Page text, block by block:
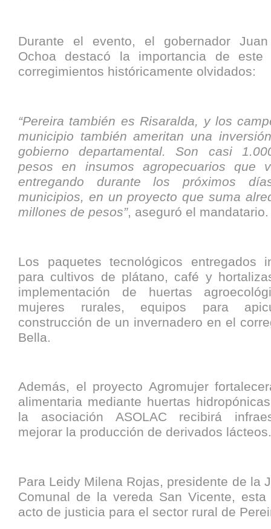
Durante el evento, el gobernador
Ochoa destacó la importancia de este
corregimientos históricamente olvidados:
“Pereira también es Risaralda, y los
municipio también ameritan una
gobierno departamental. Son casi
pesos en insumos agropecuarios que
entregando durante los próximos
municipios, en un proyecto que suma
millones de pesos”, aseguró el mandatario.
Los paquetes tecnológicos entregados
para cultivos de plátano, café y
implementación de huertas
mujeres rurales, equipos para
construcción de un invernadero en el
Bella.
Además, el proyecto Agromujer
alimentaria mediante huertas
la asociación ASOLAC recibirá
mejorar la producción de derivados lácteos.
Para Leidy Milena Rojas, presidente de la
Comunal de la vereda San Vicente,
acto de justicia para el sector rural de